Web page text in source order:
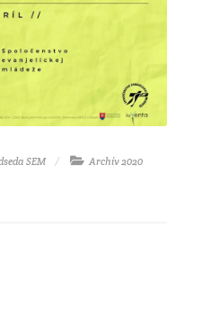
SEM Archív 2020